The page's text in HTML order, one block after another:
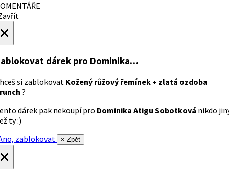
dárek pro Dominika…
si zablokovat Kožený růžový řemínek + zlatá ozdoba
?
dárek pak nekoupí pro Dominika Atigu Sobotková nikdo
ty :)
zablokovat
× Zpět